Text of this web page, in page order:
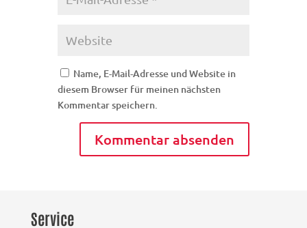
Name, E-Mail-Adresse und Website in
diesem Browser für meinen nächsten
Kommentar speichern.
Service